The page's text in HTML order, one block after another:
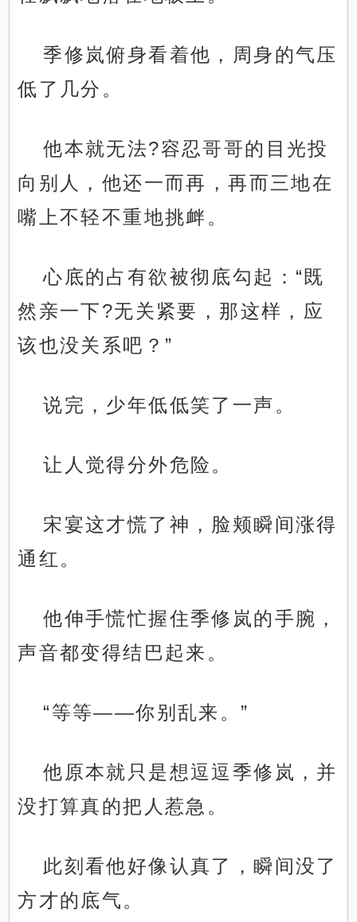
季修岚俯身看着他，周身的气压
低了几分。
他本就无法?容忍哥哥的目光投
向别人，他还一而再，再而三地在
嘴上不轻不重地挑衅。
心底的占有欲被彻底勾起：“既
然亲一下?无关紧要，那这样，应
该也没关系吧？”
说完，少年低低笑了一声。
让人觉得分外危险。
宋宴这才慌了神，脸颊瞬间涨得
通红。
他伸手慌忙握住季修岚的手腕，
声音都变得结巴起来。
“等等——你别乱来。”
他原本就只是想逗逗季修岚，并
没打算真的把人惹急。
此刻看他好像认真了，瞬间没了
方才的底气。